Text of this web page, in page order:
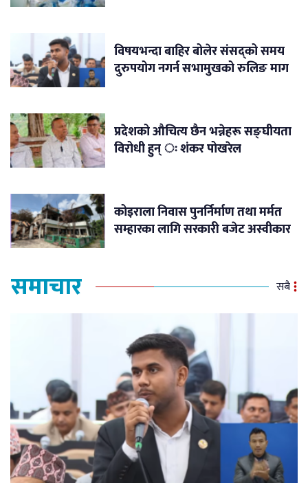
विषयभन्दा बाहिर बोलेर संसद्को समय
दुरुपयोग नगर्न सभामुखको रुलिङ माग
प्रदेशको औचित्य छैन भन्नेहरू सङ्घीयता
विरोधी हुन् ः शंकर पोखरेल
कोइराला निवास पुनर्निर्माण तथा मर्मत
सम्हारका लागि सरकारी बजेट अस्वीकार
समाचार सबै